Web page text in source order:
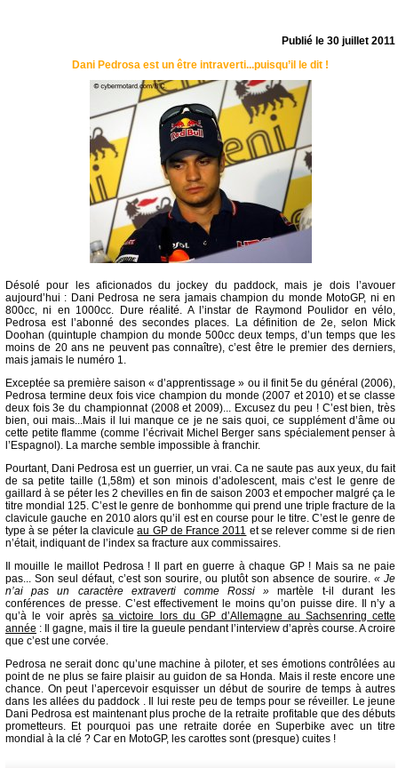
Publié le30 juillet 2011
Dani Pedrosa est un être intraverti...puisqu’il le dit !
Désolé pour les aficionados du jockey du paddock, mais je dois l’avouer
aujourd’hui : Dani Pedrosa ne sera jamais champion du monde MotoGP, ni en
800cc, ni en 1000cc. Dure réalité. A l’instar de Raymond Poulidor en vélo,
Pedrosa est l’abonné des secondes places. La définition de 2e, selon Mick
Doohan (quintuple champion du monde 500cc deux temps, d’un temps que les
moins de 20 ans ne peuvent pas connaître), c’est être le premier des derniers,
mais jamais le numéro 1.
Exceptée sa première saison « d’apprentissage » ou il finit 5e du général (2006),
Pedrosa termine deux fois vice champion du monde (2007 et 2010) et se classe
deux fois 3e du championnat (2008 et 2009)... Excusez du peu ! C’est bien, très
bien, oui mais...Mais il lui manque ce je ne sais quoi, ce supplément d’âme ou
cette petite flamme (comme l’écrivait Michel Berger sans spécialement penser à
l’Espagnol). La marche semble impossible à franchir.
Pourtant, Dani Pedrosa est un guerrier, un vrai. Ca ne saute pas aux yeux, du fait
de sa petite taille (1,58m) et son minois d’adolescent, mais c’est le genre de
gaillard à se péter les 2 chevilles en fin de saison 2003 et empocher malgré ça le
titre mondial 125. C’est le genre de bonhomme qui prend une triple fracture de la
clavicule gauche en 2010 alors qu’il est en course pour le titre. C’est le genre de
type à se péter la claviculeau GP de France 2011 et se relever comme si de rien
n’était, indiquant de l’index sa fracture aux commissaires.
Il mouille le maillot Pedrosa ! Il part en guerre à chaque GP ! Mais sa ne paie
pas... Son seul défaut, c’est son sourire, ou plutôt son absence de sourire.« Je
n’ai pas un caractère extraverti comme Rossi » martèle t-il durant les
conférences de presse. C’est effectivement le moins qu’on puisse dire. Il n’y a
qu’à le voir aprèssa victoire lors du GP d’Allemagne au Sachsenring cette
année : Il gagne, mais il tire la gueule pendant l’interview d’après course. A croire
que c’est une corvée.
Pedrosa ne serait donc qu’une machine à piloter, et ses émotions contrôlées au
point de ne plus se faire plaisir au guidon de sa Honda. Mais il reste encore une
chance. On peut l’apercevoir esquisser un début de sourire de temps à autres
dans les allées du paddock . Il lui reste peu de temps pour se réveiller. Le jeune
Dani Pedrosa est maintenant plus proche de la retraite profitable que des débuts
prometteurs. Et pourquoi pas une retraite dorée en Superbike avec un titre
mondial à la clé ? Car en MotoGP, les carottes sont (presque) cuites !